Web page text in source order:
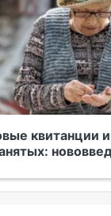
квитанции